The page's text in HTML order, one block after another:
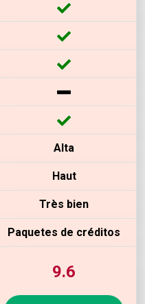
Alta
Haut
Très bien
Paquetes de créditos
9.6